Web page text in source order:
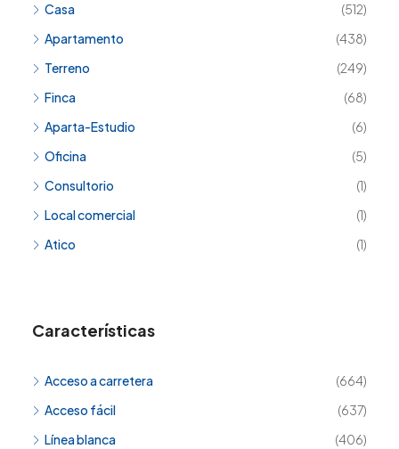
Casa
(512)
Apartamento
(438)
Terreno
(249)
Finca
(68)
Aparta-Estudio
(6)
Oficina
(5)
Consultorio
(1)
Local comercial
(1)
Atico
(1)
Características
Acceso a carretera
(664)
Acceso fácil
(637)
Línea blanca
(406)